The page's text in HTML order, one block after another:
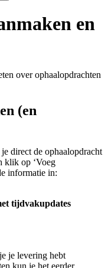
en
over ophaalopdrachten
(en
direct de ophaalopdracht
klik op ‘Voeg
informatie in:
tijdvakupdates
je levering hebt
kun je het eerder